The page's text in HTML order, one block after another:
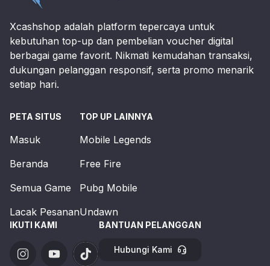
Xcashshop adalah platform tepercaya untuk
kebutuhan top-up dan pembelian voucher digital
berbagai game favorit. Nikmati kemudahan transaksi,
dukungan pelanggan responsif, serta promo menarik
setiap hari.
PETA SITUS
Masuk
Beranda
Semua Game
Lacak Pesanan
TOP UP LAINNYA
Mobile Legends
Free Fire
Pubg Mobile
Undawn
IKUTI KAMI BANTUAN PELANGGAN
Hubungi Kami